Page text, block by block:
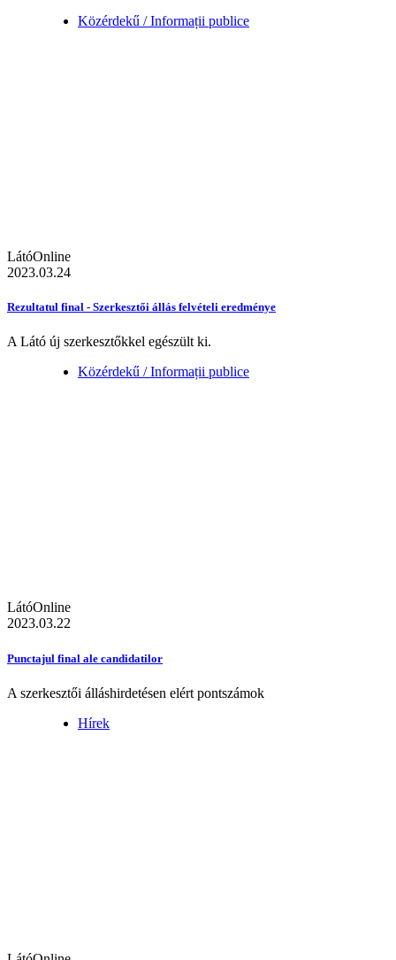
Közérdekű / Informații publice
LátóOnline
2023.03.24
Rezultatul final - Szerkesztői állás felvételi eredménye
A Látó új szerkesztőkkel egészült ki.
Közérdekű / Informații publice
LátóOnline
2023.03.22
Punctajul final ale candidatilor
A szerkesztői álláshirdetésen elért pontszámok
Hírek